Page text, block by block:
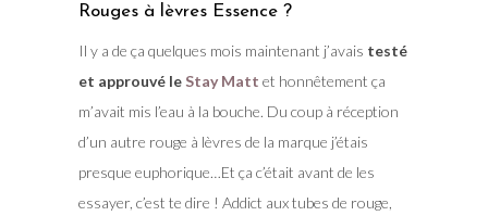
Rouges à lèvres Essence ?
Il y a de ça quelques mois maintenant j’avais testé
et approuvé le Stay Matt et honnêtement ça
m’avait mis l’eau à la bouche. Du coup à réception
d’un autre rouge à lèvres de la marque j’étais
presque euphorique…Et ça c’était avant de les
essayer, c’est te dire ! Addict aux tubes de rouge,